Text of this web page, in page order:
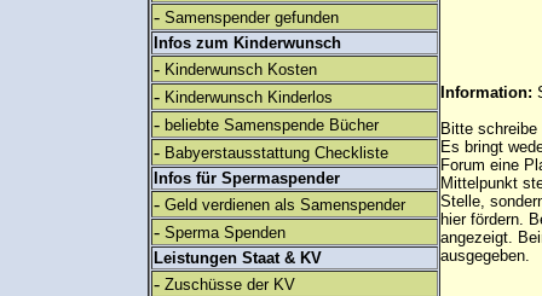
- Samenspender gefunden
Infos zum Kinderwunsch
- Kinderwunsch Kosten
- Kinderwunsch Kinderlos
- beliebte Samenspende Bücher
- Babyerstausstattung Checkliste
Infos für Spermaspender
- Geld verdienen als Samenspender
- Sperma Spenden
Leistungen Staat & KV
- Zuschüsse der KV
Information:
Bitte
Es bringt
Forum eine
Mittelpunkt
Stelle,
hier fördern.
angezeigt.
ausgegeben.